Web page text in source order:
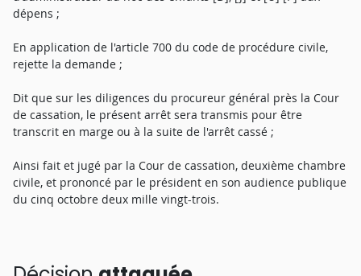
dépens ;
En application de l'article 700 du code de procédure civile,
rejette la demande ;
Dit que sur les diligences du procureur général près la Cour
de cassation, le présent arrêt sera transmis pour être
transcrit en marge ou à la suite de l'arrêt cassé ;
Ainsi fait et jugé par la Cour de cassation, deuxième chambre
civile, et prononcé par le président en son audience publique
du cinq octobre deux mille vingt-trois.